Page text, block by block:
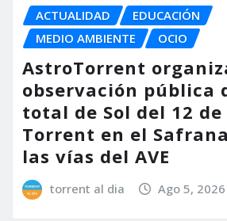
ACTUALIDAD
EDUCACIÓN
MEDIO AMBIENTE
OCIO
AstroTorrent
observación pública
total de Sol del 12
Torrent en el
las vías del AVE
torrent al dia Ago 5, 2026